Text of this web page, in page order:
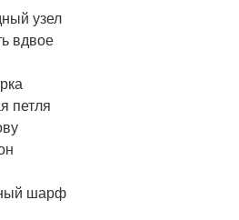
узел
вдвое
петля
шарф